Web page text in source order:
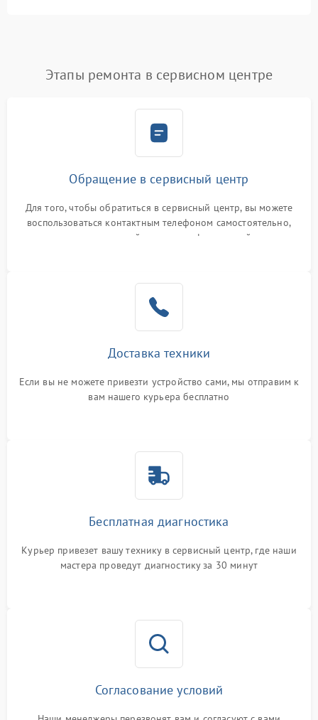
Этапы ремонта в сервисном центре
Обращение в сервисный центр
Для того, чтобы обратиться в сервисный центр, вы можете
воспользоваться контактным телефоном самостоятельно,
или оставить свой номер телефона на сайте
Доставка техники
Если вы не можете привезти устройство сами, мы отправим к
вам нашего курьера бесплатно
Бесплатная диагностика
Курьер привезет вашу технику в сервисный центр, где наши
мастера проведут диагностику за 30 минут
Согласование условий